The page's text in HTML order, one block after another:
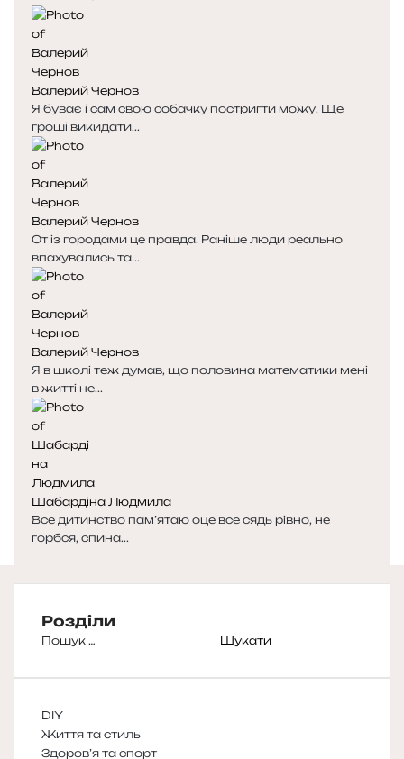
Валерий Чернов
Я буває і сам свою собачку постригти можу. Ще
гроші викидати...
Валерий Чернов
От із городами це правда. Раніше люди реально
впахувались та...
Валерий Чернов
Я в школі теж думав, що половина математики мені
в житті не...
Шабардіна Людмила
Все дитинство пам’ятаю оце все сядь рівно, не
горбся, спина...
Розділи
Пошук:
DIY
Життя та стиль
Здоров’я та спорт